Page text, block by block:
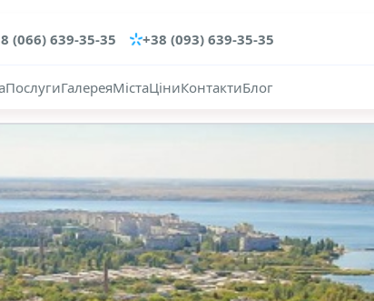
(066) 639-35-35 +38 (093) 639-35-35
ПослугиГалереяМістаЦіниКонтактиБлог